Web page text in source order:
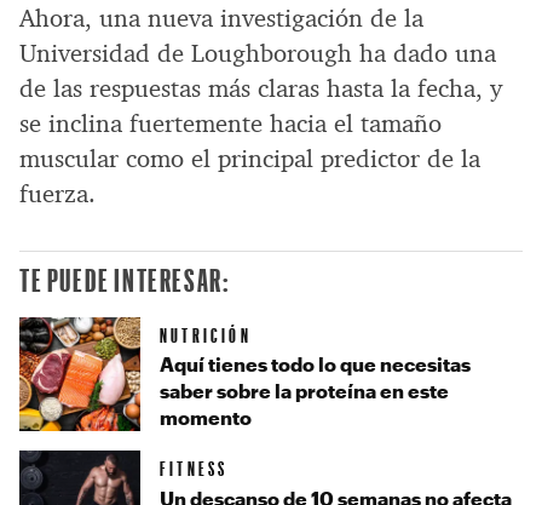
Ahora, una nueva investigación de la
Universidad de Loughborough ha dado una
de las respuestas más claras hasta la fecha, y
se inclina fuertemente hacia el tamaño
muscular como el principal predictor de la
fuerza.
TE PUEDE INTERESAR:
NUTRICIÓN
Aquí tienes todo lo que necesitas
saber sobre la proteína en este
momento
FITNESS
Un descanso de 10 semanas no afecta